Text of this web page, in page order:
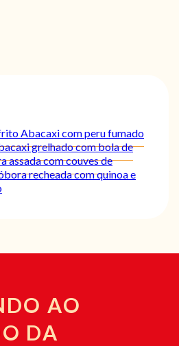
Abacaxi com peru fumado
grelhado com bola de
assada com couves de
recheada com quinoa e
AO
DA